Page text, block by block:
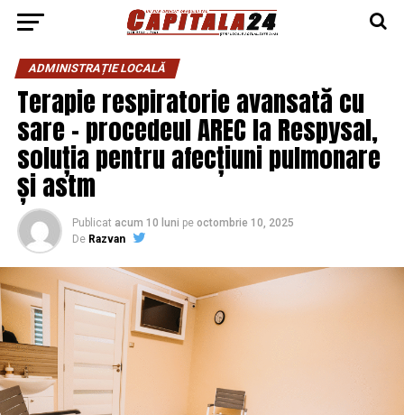
ADMINISTRAȚIE LOCALĂ
Terapie respiratorie avansată cu
sare – procedeul AREC la Respysal,
soluția pentru afecțiuni pulmonare
și astm
Publicat acum 10 luni pe octombrie 10, 2025
De Razvan